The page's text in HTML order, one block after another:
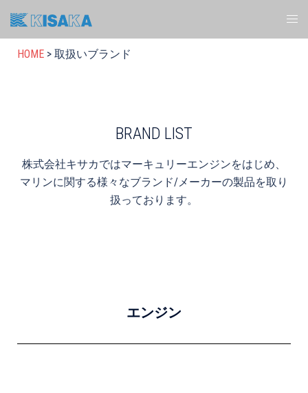
HOME > 取扱いブランド
BRAND LIST
株式会社キサカではマーキュリーエンジンをはじめ、
マリンに関する様々なブランド/メーカーの製品を取り
扱っております。
エンジン